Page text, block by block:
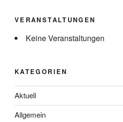
VERANSTALTUNGEN
Keine Veranstaltungen
KATEGORIEN
Aktuell
Allgemein